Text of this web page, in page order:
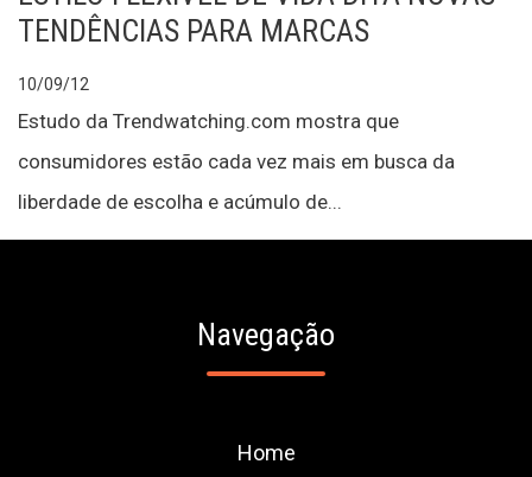
TENDÊNCIAS PARA MARCAS
10/09/12
Estudo da Trendwatching.com mostra que
consumidores estão cada vez mais em busca da
liberdade de escolha e acúmulo de...
Navegação
Home